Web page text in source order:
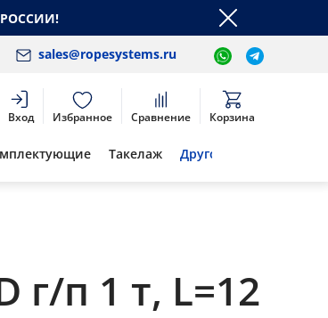
sales@ropesystems.ru
Вход Избранное Сравнение Корзина
Такелаж Другое
г/п 1 т, L=12